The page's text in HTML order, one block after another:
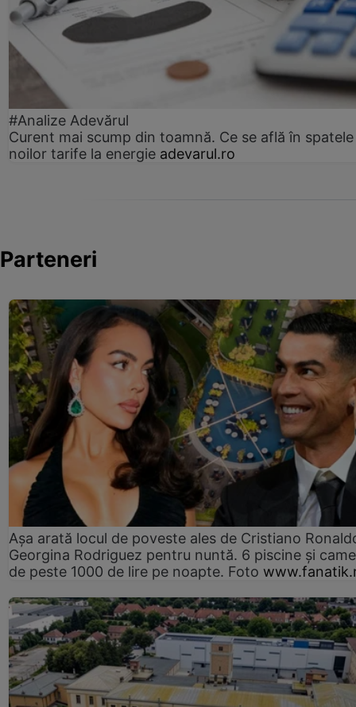
#Analize Adevărul
Curent mai scump din toamnă. Ce se află în spatele
noilor tarife la energie adevarul.ro
Parteneri
Așa arată locul de poveste ales de Cristiano
Georgina Rodriguez pentru nuntă. 6 piscine și
de peste 1000 de lire pe noapte. Foto